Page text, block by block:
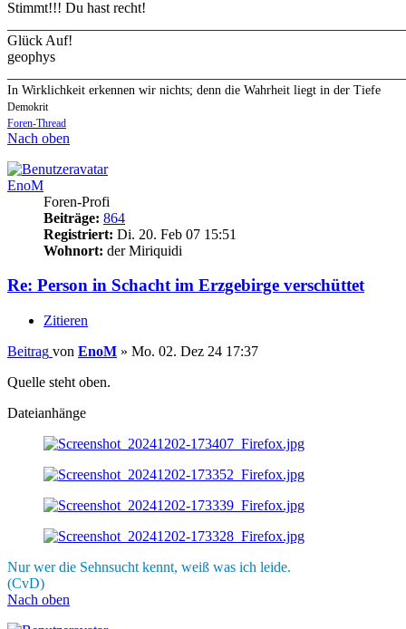
Stimmt!!! Du hast recht!
Glück Auf!
geophys
In Wirklichkeit erkennen wir nichts; denn die Wahrheit liegt in der Tiefe
Demokrit
Foren-Thread
Nach oben
EnoM
Foren-Profi
Beiträge: 864
Registriert: Di. 20. Feb 07 15:51
Wohnort: der Miriquidi
Re: Person in Schacht im Erzgebirge verschüttet
Zitieren
Beitrag von EnoM » Mo. 02. Dez 24 17:37
Quelle steht oben.
Dateianhänge
Nur wer die Sehnsucht kennt, weiß was ich leide.
(CvD)
Nach oben